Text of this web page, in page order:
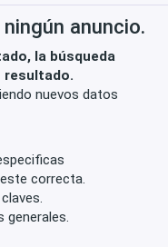
anuncio.
la búsqueda
resultado.
nuevos datos
correcta.
generales.